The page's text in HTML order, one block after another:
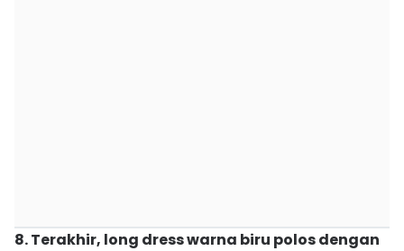
8. Terakhir, long dress warna biru polos dengan